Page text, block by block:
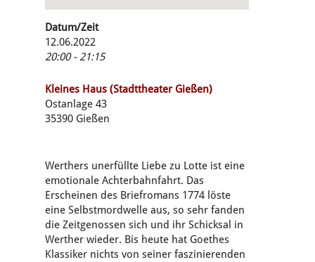
Datum/Zeit
12.06.2022
20:00 - 21:15
Kleines Haus (Stadttheater Gießen)
Ostanlage 43
35390 Gießen
Werthers unerfüllte Liebe zu Lotte ist eine
emotionale Achterbahnfahrt. Das
Erscheinen des Briefromans 1774 löste
eine Selbstmordwelle aus, so sehr fanden
die Zeitgenossen sich und ihr Schicksal in
Werther wieder. Bis heute hat Goethes
Klassiker nichts von seiner faszinierenden